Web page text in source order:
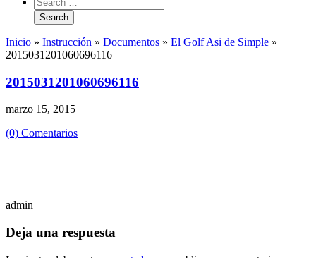
Inicio » Instrucción » Documentos » El Golf Asi de Simple »
2015031201060696116
2015031201060696116
marzo 15, 2015
(0) Comentarios
admin
Deja una respuesta